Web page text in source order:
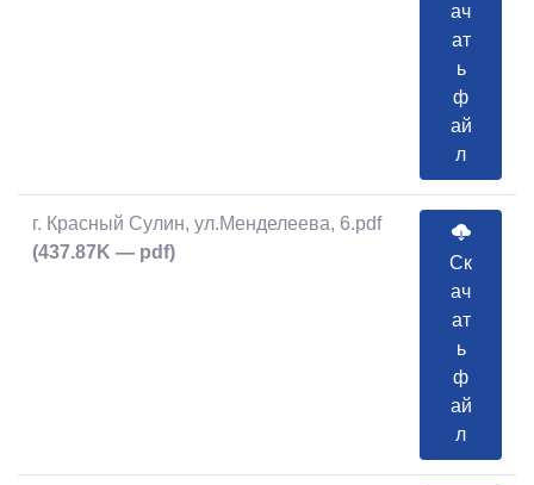
ач
ат
ь
ф
ай
л
г. Красный Сулин, ул.Менделеева, 6.pdf
(437.87K — pdf)
Ск
ач
ат
ь
ф
ай
л